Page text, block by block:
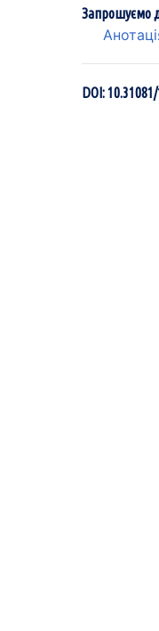
Запрошуємо
DOI: